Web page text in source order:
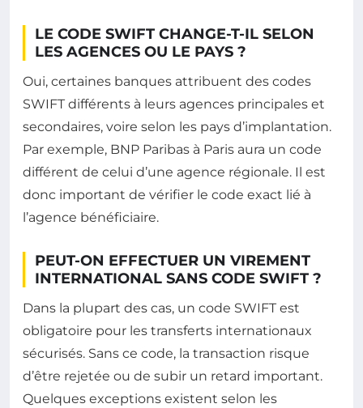
LE CODE SWIFT CHANGE-T-IL SELON
LES AGENCES OU LE PAYS ?
Oui, certaines banques attribuent des codes
SWIFT différents à leurs agences principales et
secondaires, voire selon les pays d’implantation.
Par exemple, BNP Paribas à Paris aura un code
différent de celui d’une agence régionale. Il est
donc important de vérifier le code exact lié à
l’agence bénéficiaire.
PEUT-ON EFFECTUER UN VIREMENT
INTERNATIONAL SANS CODE SWIFT ?
Dans la plupart des cas, un code SWIFT est
obligatoire pour les transferts internationaux
sécurisés. Sans ce code, la transaction risque
d’être rejetée ou de subir un retard important.
Quelques exceptions existent selon les